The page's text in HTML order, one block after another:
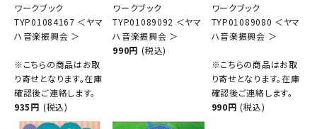
ワークブック
TYP01084167 ＜ヤマ
ハ音楽振興会 ＞
※こちらの商品はお取
り寄せとなります。在庫
確認後ご連絡します。
935円 (税込)
ワークブック
TYP01089092 ＜ヤマ
ハ音楽振興会 ＞
990円 (税込)
ワークブック
TYP01089080 ＜ヤマ
ハ音楽振興会 ＞
※こちらの商品はお取
り寄せとなります。在庫
確認後ご連絡します。
990円 (税込)